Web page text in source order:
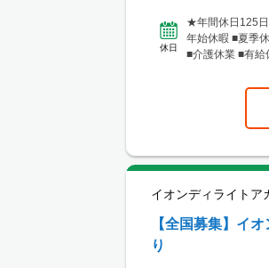
休日
★年間休日125日 ■完全週休2日制（土日祝休み） ■年末
年始休暇 ■夏季
■介護休業 ■有給
イオンディライトア
【全国募集】イ
り